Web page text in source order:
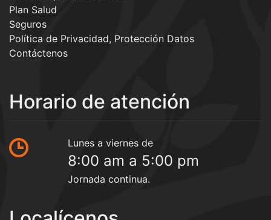
Plan Salud
Seguros
Política de Privacidad, Protección Datos
Contáctenos
Horario de atención
Lunes a viernes de
8:00 am a 5:00 pm
Jornada continua.